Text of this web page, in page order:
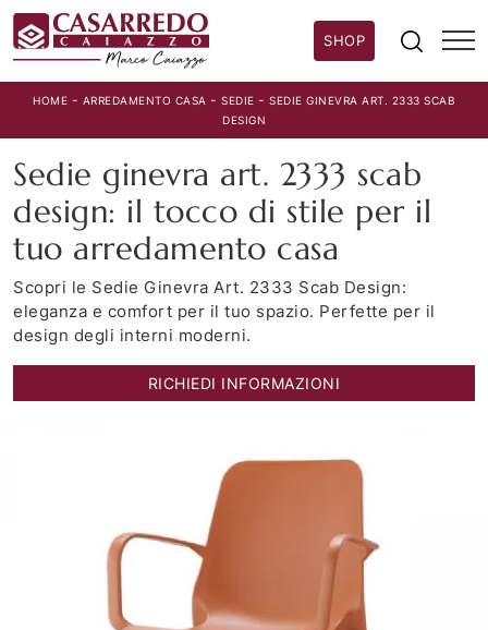
SHOP
HOME - ARREDAMENTO CASA - SEDIE - SEDIE GINEVRA ART. 2333 SCAB
DESIGN
Sedie ginevra art. 2333 scab
design: il tocco di stile per il
tuo arredamento casa
Scopri le Sedie Ginevra Art. 2333 Scab Design:
eleganza e comfort per il tuo spazio. Perfette per il
design degli interni moderni.
RICHIEDI INFORMAZIONI